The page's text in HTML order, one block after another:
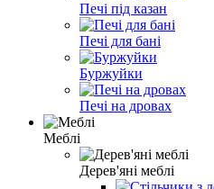
Печі під казан
Печі для бані
Буржуйки
Печі на дровах
Меблі
Дерев'яні меблі